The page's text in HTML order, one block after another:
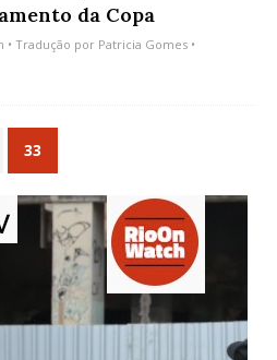
da Copa
• Tradução por Patricia Gomes •
33